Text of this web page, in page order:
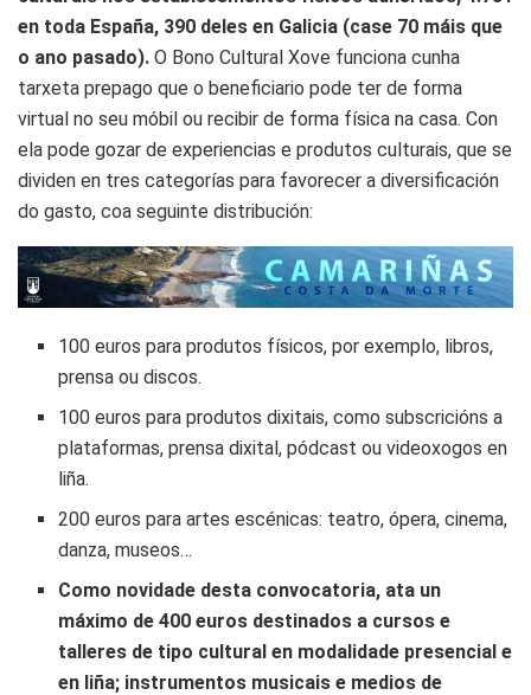
en toda España, 390 deles en Galicia (case 70 máis que
o ano pasado). O Bono Cultural Xove funciona cunha
tarxeta prepago que o beneficiario pode ter de forma
virtual no seu móbil ou recibir de forma física na casa. Con
ela pode gozar de experiencias e produtos culturais, que se
dividen en tres categorías para favorecer a diversificación
do gasto, coa seguinte distribución:
100 euros para produtos físicos, por exemplo, libros,
prensa ou discos.
100 euros para produtos dixitais, como subscricións a
plataformas, prensa dixital, pódcast ou videoxogos en
liña.
200 euros para artes escénicas: teatro, ópera, cinema,
danza, museos…
Como novidade desta convocatoria, ata un
máximo de 400 euros destinados a cursos e
talleres de tipo cultural en modalidade presencial e
en liña; instrumentos musicais e medios de